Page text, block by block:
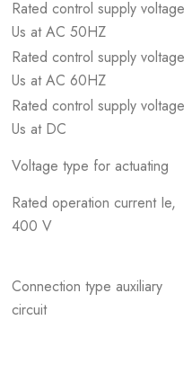
Rated control supply voltage
Us at AC 50HZ
Rated control supply voltage
Us at AC 60HZ
Rated control supply voltage
Us at DC
Voltage type for actuating
Rated operation current Ie,
400 V
Connection type auxiliary
circuit